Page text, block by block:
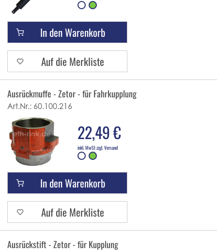
In den Warenkorb
Auf die Merkliste
Ausrückmuffe - Zetor - für Fahrkupplung
Art.Nr.: 60.100.216
22,49 €
inkl. MwSt zzgl. Versand
In den Warenkorb
Auf die Merkliste
Ausrückstift - Zetor - für Kupplung